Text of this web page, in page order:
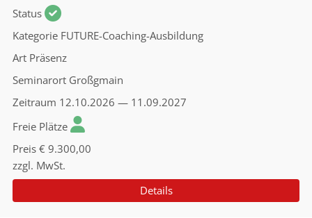
Status
Kategorie FUTURE-Coaching-Ausbildung
Art Präsenz
Seminarort Großgmain
Zeitraum 12.10.2026 — 11.09.2027
Freie Plätze
Preis € 9.300,00
zzgl. MwSt.
Details